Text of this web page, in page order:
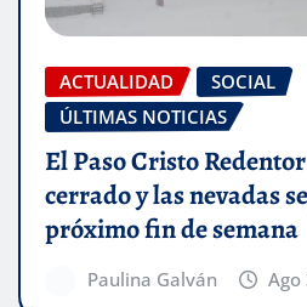
ACTUALIDAD
SOCIAL
ÚLTIMAS NOTICIAS
El Paso Cristo
cerrado y las nevadas
próximo fin de semana
Paulina Galván Ago